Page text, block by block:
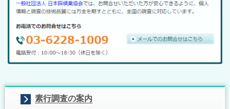
素行調査の案内